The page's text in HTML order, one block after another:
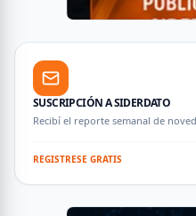
SUSCRIPCIÓN A SIDERDATO
Recibí el reporte semanal de
REGISTRESE GRATIS